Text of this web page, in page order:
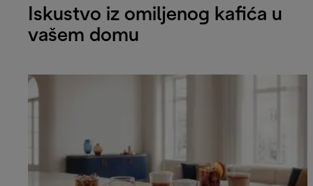
Iskustvo iz omiljenog kafića u
vašem domu